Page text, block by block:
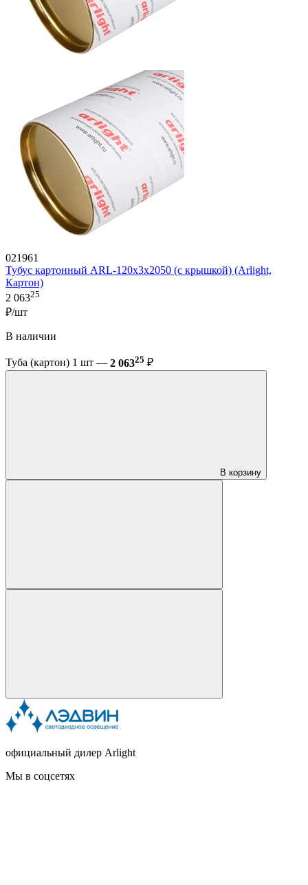
021961
Тубус картонный ARL-120х3х2050 (с крышкой) (Arlight,
Картон)
2 06325
₽/шт
В наличии
Туба (картон) 1 шт — 2 06325 ₽
В корзину
официальный дилер Arlight
Мы в соцсетях